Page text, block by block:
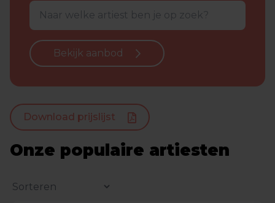
Bekijk aanbod
Download prijslijst
Onze populaire artiesten